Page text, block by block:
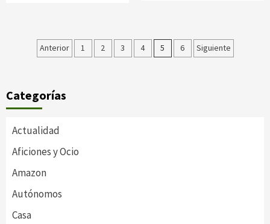
Paginación
entradas
Anterior 1 2 3 4 5 6 Siguiente
Categorías
Actualidad
Aficiones y Ocio
Amazon
Autónomos
Casa